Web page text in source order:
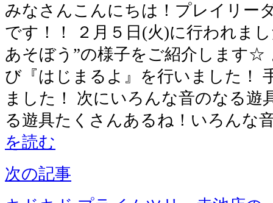
みなさんこんにちは！プレイリー
です！！ ２月５日(火)に行われま
あそぼう”の様子をご紹介します☆
び『はじまるよ』を行いました！
ました！ 次にいろんな音のなる遊
る遊具たくさんあるね！いろんな
を読む
次の記事